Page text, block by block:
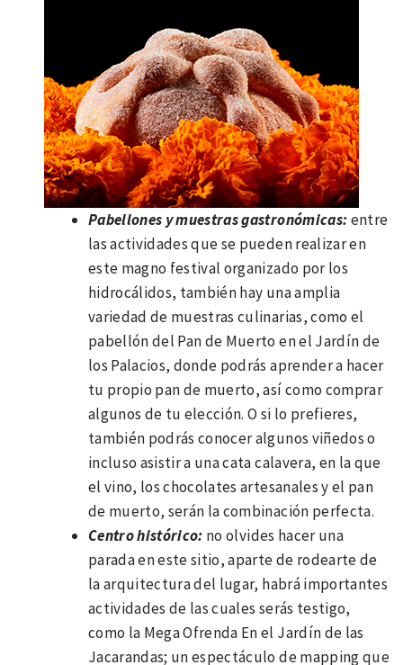
Pabellones y muestras gastronómicas:entre
las actividades que se pueden realizar en
este magno festival organizado por los
hidrocálidos, también hay una amplia
variedad de muestras culinarias, como el
pabellón del Pan de Muerto en el Jardín de
los Palacios, donde podrás aprender a hacer
tu propio pan de muerto, así como comprar
algunos de tu elección. O si lo prefieres,
también podrás conocer algunos viñedos o
incluso asistir a una cata calavera, en la que
el vino, los chocolates artesanales y el pan
de muerto, serán la combinación perfecta.
Centro histórico: no olvides hacer una
parada en este sitio, aparte de rodearte de
la arquitectura del lugar, habrá importantes
actividades de las cuales serás testigo,
como la Mega Ofrenda En el Jardín de las
Jacarandas; un espectáculo de mapping que